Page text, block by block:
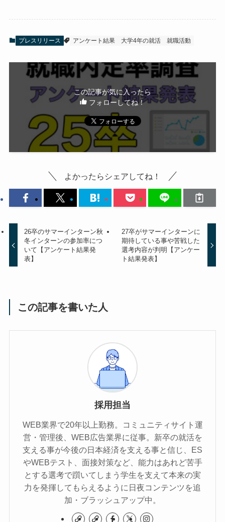
プレスリリース アンケート結果 大学4年の就活 就職活動
この記事が気に入ったら
フォローしてね！
よかったらシェアしてね！
26卒のサマーインターン秋
冬インターンの参加率につ
いて【アンケート結果発
表】
27卒がサマーインターンに
期待している事や苦戦した
選考内容が判明【アンケー
ト結果発表】
この記事を書いた人
採用担当
WEB業界で20年以上勤務。コミュニティサイト運
営・管理後、WEB広告業界に従事。新卒の就活を
支える事が今後の日本経済を支える事と信じ、ES
やWEBテスト、面接対策など、能力はあれど苦手
とする選考で躓いてしまう学生を支えて本来の実
力を発揮してもらえるように日夜コンテンツを追
加・ブラッシュアップ中。